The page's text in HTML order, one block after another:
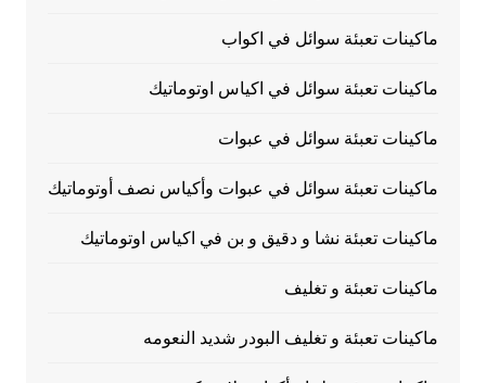
ماكينات تعبئة سوائل في اكواب
ماكينات تعبئة سوائل في اكياس اوتوماتيك
ماكينات تعبئة سوائل في عبوات
ماكينات تعبئة سوائل في عبوات وأكياس نصف أوتوماتيك
ماكينات تعبئة نشا و دقيق و بن في اكياس اوتوماتيك
ماكينات تعبئة و تغليف
ماكينات تعبئة و تغليف البودر شديد النعومه